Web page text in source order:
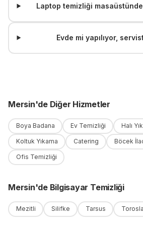
Laptop temizliği
Evde mi yapılıyor,
Mersin'deDiğer Hizmetler
Boya Badana Ev Temizliği Halı
Koltuk Yıkama Catering Böcek
Ofis Temizliği
Mersin'de Bilgisayar Temizliği
Mezitli Silifke Tarsus